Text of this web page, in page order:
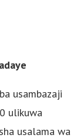
usambazaji
ulikuwa
usalama wa